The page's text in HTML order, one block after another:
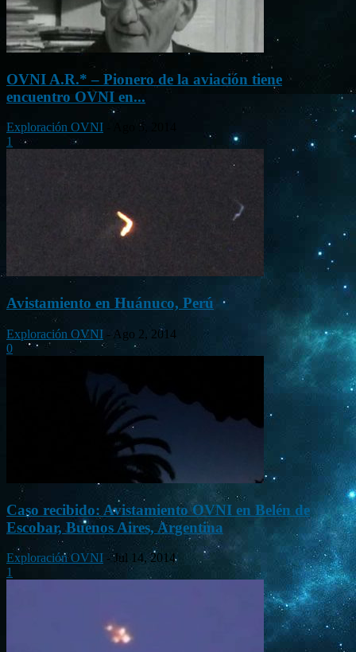
OVNI A.R.* – Pionero de la aviación tiene
encuentro OVNI en...
Exploración OVNI
Ago 5, 2014
1
Avistamiento en Huánuco, Perú
Exploración OVNI - Ago 2, 2014
0
Caso recibido: Avistamiento OVNI en Belén de
Escobar, Buenos Aires, Argentina
Exploración OVNI - Jul 14, 2014
1